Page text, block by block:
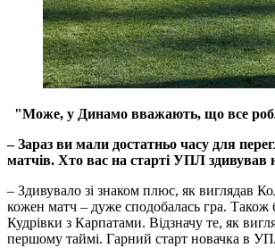
"Може, у Динамо вважають, що все
– Зараз ви мали достатньо часу для
матчів. Хто вас на старті УПЛ здивував
– Здивувало зі знаком плюс, як виглядав
кожен матч – дуже сподобалась гра. Також
Кудрівки з Карпатами. Відзначу те, як
першому таймі. Гарний старт новачка в